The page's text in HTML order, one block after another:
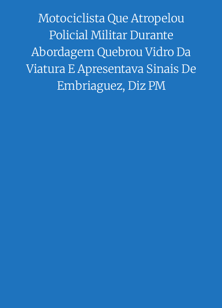
Motociclista Que Atropelou
Policial Militar Durante
Abordagem Quebrou Vidro Da
Viatura E Apresentava Sinais De
Embriaguez, Diz PM